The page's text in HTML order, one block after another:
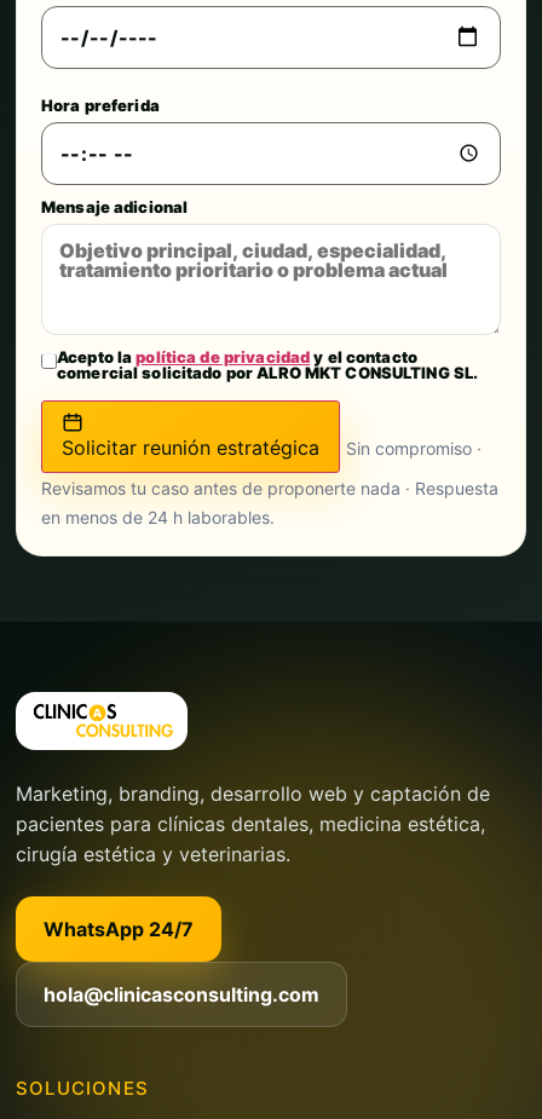
Hora preferida
Mensaje adicional
Acepto lapolítica de privacidady el contacto
comercial solicitado por ALRO MKT CONSULTING SL.
Solicitar reunión estratégica
Sin compromiso ·
Revisamos tu caso antes de proponerte nada · Respuesta
en menos de 24 h laborables.
Marketing, branding, desarrollo web y captación de
pacientes para clínicas dentales, medicina estética,
cirugía estética y veterinarias.
WhatsApp 24/7
hola@clinicasconsulting.com
SOLUCIONES